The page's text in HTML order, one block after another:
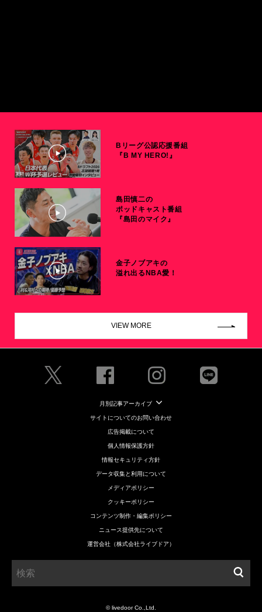
Bリーグ公認応援番組
『B MY HERO!』
島田慎二の
ポッドキャスト番組
『島田のマイク』
金子ノブアキの
溢れ出るNBA愛！
VIEW MORE
月別記事アーカイブ
サイトについてのお問い合わせ
広告掲載について
個人情報保護方針
情報セキュリティ方針
データ収集と利用について
メディアポリシー
クッキーポリシー
コンテンツ制作・編集ポリシー
ニュース提供先について
運営会社（株式会社ライブドア）
© livedoor Co.,Ltd.